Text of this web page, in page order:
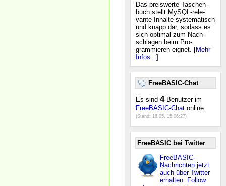
Das preiswerte Taschen-
buch stellt MySQL-rele-
vante Inhalte systematisch
und knapp dar, sodass es
sich optimal zum Nach-
schlagen beim Pro-
grammieren eignet. [Mehr
Infos...]
FreeBASIC-Chat
Es sind 4Benutzer im
FreeBASIC-Chat online.
(Stand: 16.05. 15:06:27)
FreeBASIC bei Twitter
FreeBASIC-
Nachrichten jetzt
auch über Twitter
erhalten. Follow